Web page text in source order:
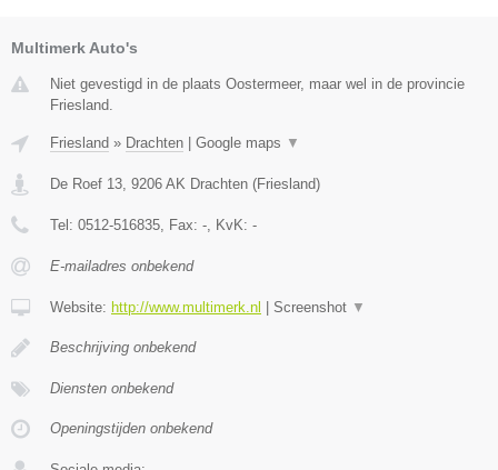
Multimerk Auto's
Niet gevestigd in de plaats Oostermeer, maar wel in de provincie
Friesland.
Friesland » Drachten | Google maps ▼
De Roef 13 9206 AK Drachten (Friesland)
Tel: 0512-516835 , Fax: - , KvK: -
E-mailadres onbekend
Website: http://www.multimerk.nl | Screenshot ▼
Beschrijving onbekend
Diensten onbekend
Openingstijden onbekend